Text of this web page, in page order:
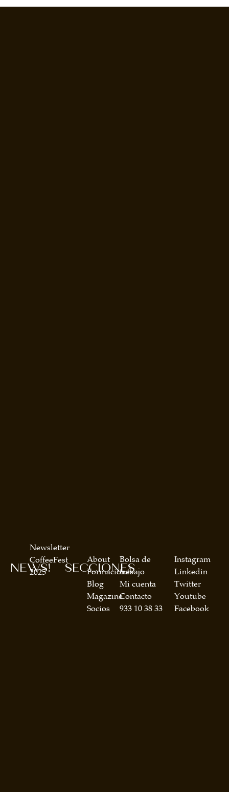
SECCIONES
About
Formaciones
Blog
Magazine
Socios
Bolsa de
trabajo
Mi cuenta
Contacto
933 10 38 33
NEWS!
Newsletter
CoffeeFest
2025
Instagram
Linkedin
Twitter
Youtube
Facebook